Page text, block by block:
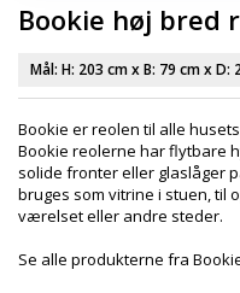
Bookie høj bred
Mål: H: 203 cmx B: 79 cmx D:
Bookie er reolen til alle
Bookie reolerne har flytbare
solide fronter eller glaslåger
bruges som vitrine i stuen, til
værelset eller andre steder.
Se alle produkterne fra